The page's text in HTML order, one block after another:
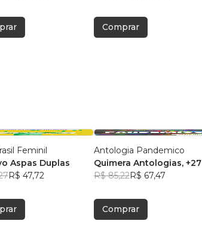
Comprar
Feminil
Aspas Duplas
R$ 47,72
Antologia Pandemico
Quimera Antologias, +27
R$ 85,22R$ 67,47
Comprar